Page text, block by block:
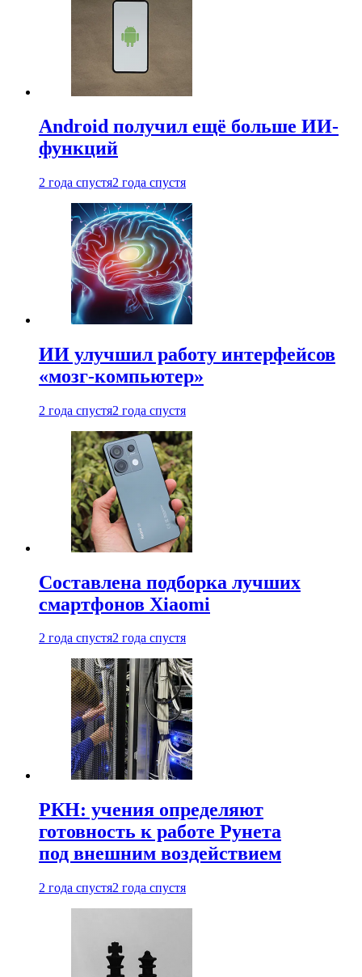
Android получил ещё больше ИИ-
функций
2 года спустя2 года спустя
ИИ улучшил работу интерфейсов
«мозг-компьютер»
2 года спустя2 года спустя
Составлена подборка лучших
смартфонов Xiaomi
2 года спустя2 года спустя
РКН: учения определяют
готовность к работе Рунета
под внешним воздействием
2 года спустя2 года спустя